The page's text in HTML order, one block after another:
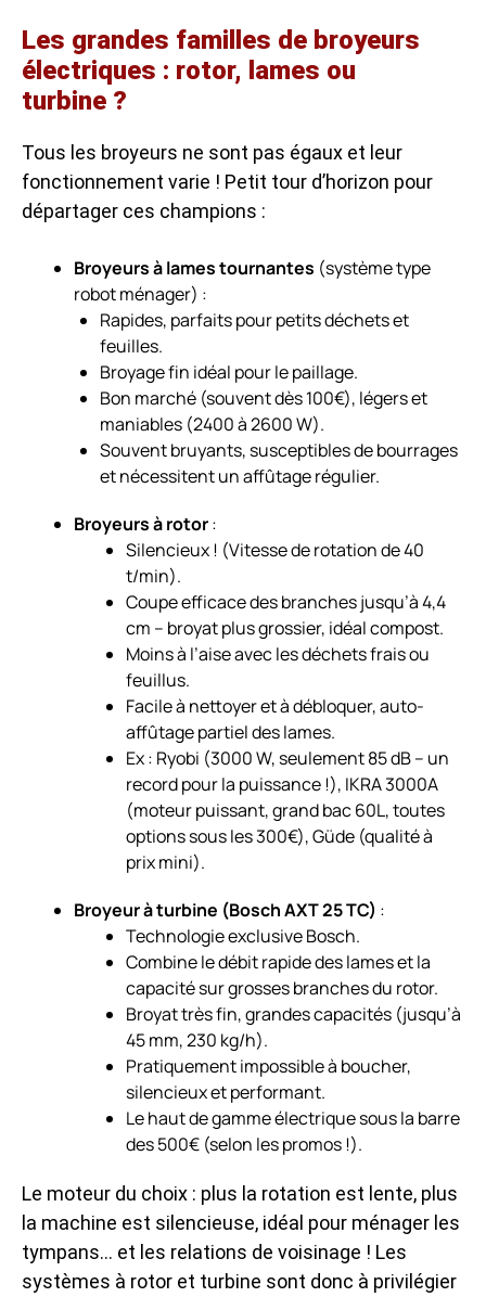
Les grandes familles de broyeurs
électriques : rotor, lames ou
turbine ?
Tous les broyeurs ne sont pas égaux et leur
fonctionnement varie ! Petit tour d’horizon pour
départager ces champions :
Broyeurs à lames tournantes (système type
robot ménager) :
Rapides, parfaits pour petits déchets et
feuilles.
Broyage fin idéal pour le paillage.
Bon marché (souvent dès 100€), légers et
maniables (2400 à 2600 W).
Souvent bruyants, susceptibles de bourrages
et nécessitent un affûtage régulier.
Broyeurs à rotor:
Silencieux ! (Vitesse de rotation de 40
t/min).
Coupe efficace des branches jusqu’à 4,4
cm – broyat plus grossier, idéal compost.
Moins à l’aise avec les déchets frais ou
feuillus.
Facile à nettoyer et à débloquer, auto-
affûtage partiel des lames.
Ex : Ryobi (3000 W, seulement 85 dB – un
record pour la puissance !), IKRA 3000A
(moteur puissant, grand bac 60L, toutes
options sous les 300€), Güde (qualité à
prix mini).
Broyeur à turbine (Bosch AXT 25 TC) :
Technologie exclusive Bosch.
Combine le débit rapide des lames et la
capacité sur grosses branches du rotor.
Broyat très fin, grandes capacités (jusqu’à
45 mm, 230 kg/h).
Pratiquement impossible à boucher,
silencieux et performant.
Le haut de gamme électrique sous la barre
des 500€ (selon les promos !).
Le moteur du choix : plus la rotation est lente, plus
la machine est silencieuse, idéal pour ménager les
tympans… et les relations de voisinage ! Les
systèmes à rotor et turbine sont donc à privilégier